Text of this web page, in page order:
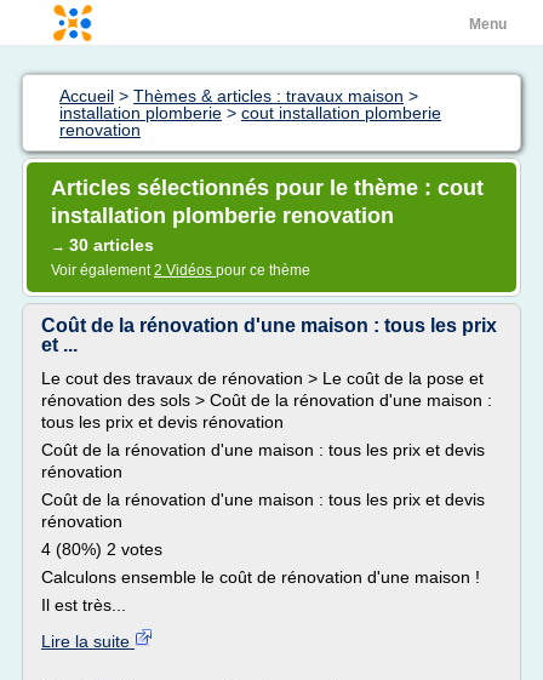
Menu
Accueil > Thèmes & articles : travaux maison >
installation plomberie > cout installation plomberie
renovation
Articles sélectionnés pour le thème : cout
installation plomberie renovation
→ 30 articles
Voir également2 Vidéos pour ce thème
Coût de la rénovation d'une maison : tous les prix
et ...
Le cout des travaux de rénovation > Le coût de la pose et
rénovation des sols > Coût de la rénovation d'une maison :
tous les prix et devis rénovation
Coût de la rénovation d'une maison : tous les prix et devis
rénovation
Coût de la rénovation d'une maison : tous les prix et devis
rénovation
4 (80%) 2 votes
Calculons ensemble le coût de rénovation d'une maison !
Il est très...
Lire la suite